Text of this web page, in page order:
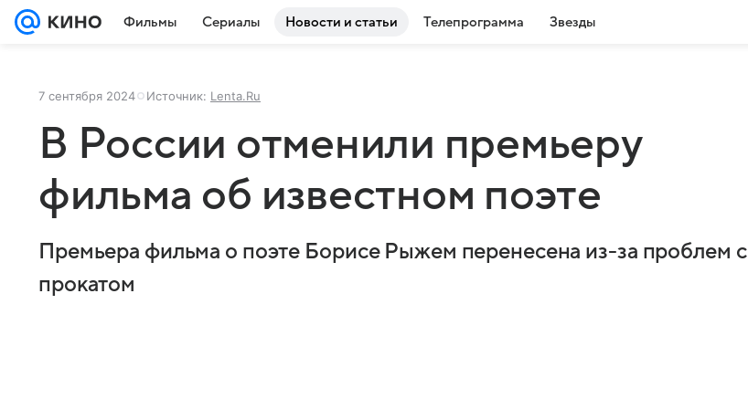
Фильмы Сериалы Новости и статьи Телепрограмма Звезды
7 сентября 2024 Источник: Lenta.Ru
В России отменили премьеру
фильма об известном поэте
Премьера фильма о поэте Борисе Рыжем перенесена из-за проблем с
прокатом